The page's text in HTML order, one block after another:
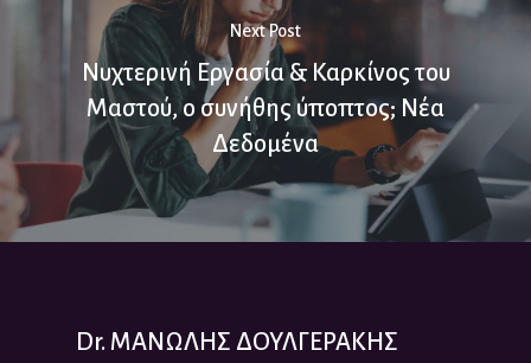
Next Post
Νυχτερινή Εργασία & Καρκίνος του
Μαστού, ο συνήθης ύποπτος; Νέα
Δεδομένα
Dr. ΜΑΝΩΛΗΣ ΔΟΥΛΓΕΡΑΚΗΣ